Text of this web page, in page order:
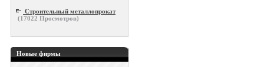
Строительный металлопрокат
(17022 Просмотров)
Новые фирмы